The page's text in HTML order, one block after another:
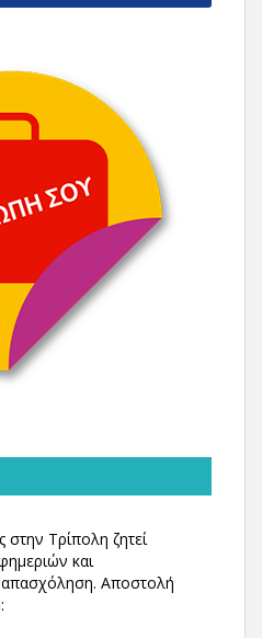
Τρίπολη ζητεί
και
Αποστολή